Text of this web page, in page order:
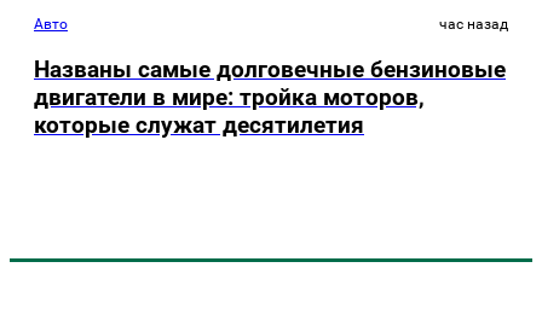
Авто час назад
Названы самые долговечные бензиновые
двигатели в мире: тройка моторов,
которые служат десятилетия